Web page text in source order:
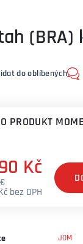
(BRA)
do oblíbených
PRODUKT
Kč
bez DPH
JOM